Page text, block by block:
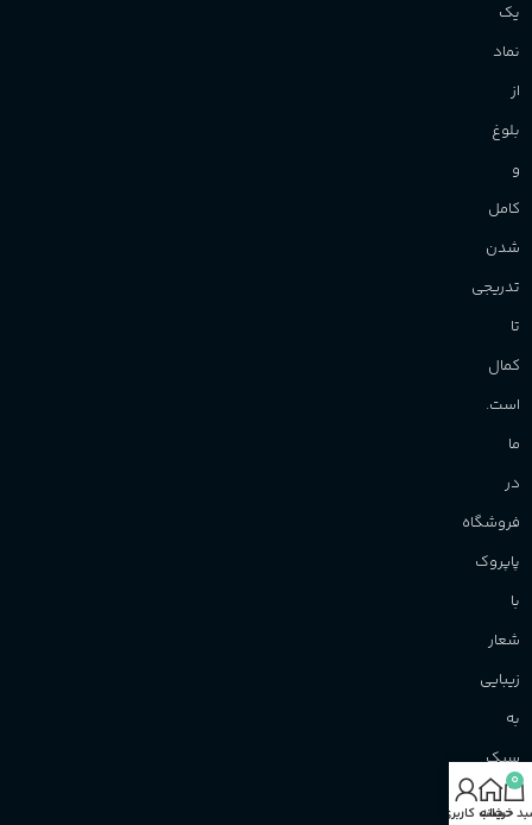
یک
نماد
از
بلوغ
و
کامل
شدن
تدریجی
تا
کمال
است.
ما
در
فروشگاه
پاپروک
با
شعار
زیبایی
به
سبک
نو!
0
خریدخانه
حساب کاربری من